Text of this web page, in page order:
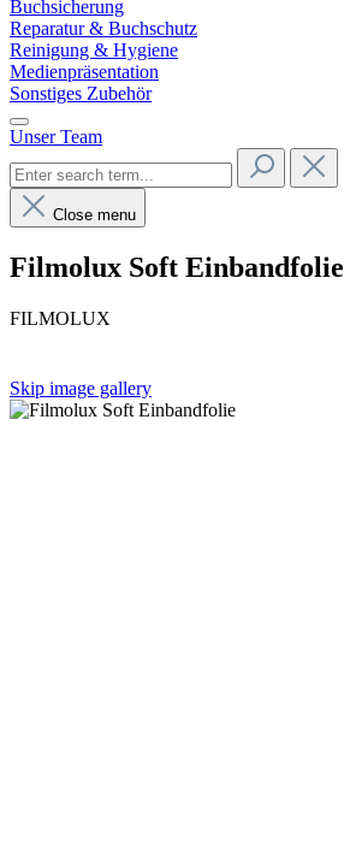
Buchsicherung
Reparatur & Buchschutz
Reinigung & Hygiene
Medienpräsentation
Sonstiges Zubehör
Unser Team
Close menu
Filmolux Soft Einbandfolie
FILMOLUX
Skip image gallery